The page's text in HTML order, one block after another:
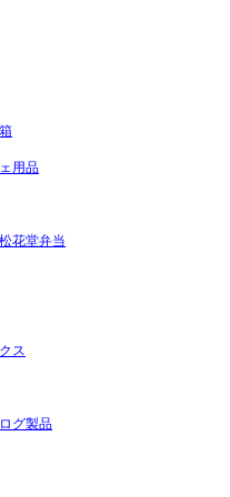
用品
花堂弁当
ス
グ製品